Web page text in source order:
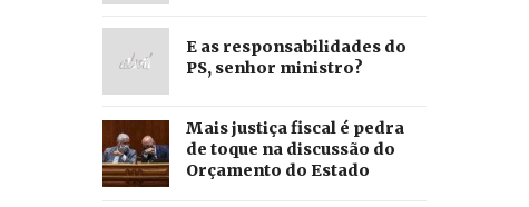
E as responsabilidades do
PS, senhor ministro?
Mais justiça fiscal é pedra
de toque na discussão do
Orçamento do Estado